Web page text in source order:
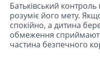
Батьківський
розуміє його мету.
спокійно, а дитина
обмеження
частина безпечного